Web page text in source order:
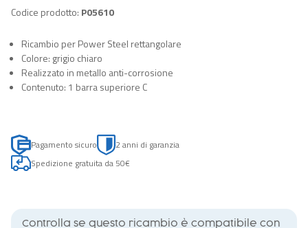
Codice prodotto: P05610
Ricambio per Power Steel rettangolare
Colore: grigio chiaro
Realizzato in metallo anti-corrosione
Contenuto: 1 barra superiore C
Pagamento sicuro
2 anni di garanzia
Spedizione gratuita da 50€
Controlla se questo ricambio è compatibile con